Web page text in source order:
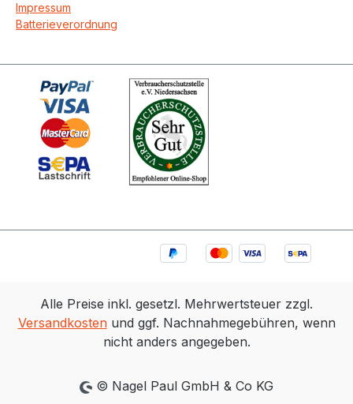
Impressum
Batterieverordnung
Alle Preise inkl. gesetzl. Mehrwertsteuer zzgl.
Versandkostenund ggf. Nachnahmegebühren, wenn
nicht anders angegeben.
© Nagel Paul GmbH & Co KG